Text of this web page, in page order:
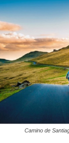
Camino de